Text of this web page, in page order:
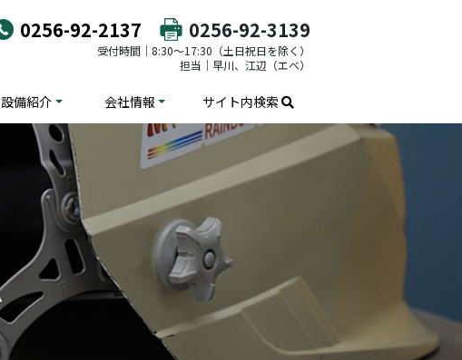
0256-92-2137 0256-92-3139
受付時間｜8:30～17:30（土日祝日を除く）
担当｜早川、江辺（エベ）
設備紹介 会社情報 サイト内検索